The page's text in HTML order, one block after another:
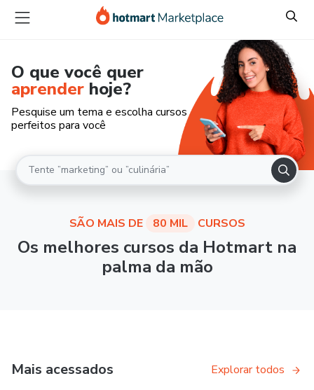
O que você quer
aprender hoje?
Pesquise um tema e escolha cursos
perfeitos para você
SÃO MAIS DE 80 MIL CURSOS
Os melhores cursos da Hotmart na
palma da mão
Mais acessados Explorar todos